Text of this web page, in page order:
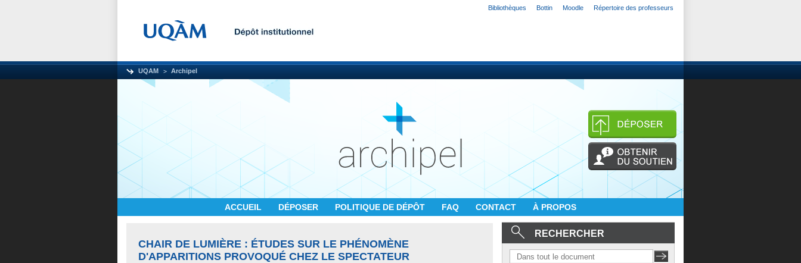
Bibliothèques Bottin Moodle Répertoire des professeurs
UQAM Archipel
ACCUEIL DÉPOSER POLITIQUE DE DÉPÔT FAQ CONTACT À PROPOS
CHAIR DE LUMIÈRE : ÉTUDES SUR LE PHÉNOMÈNE
D'APPARITIONS PROVOQUÉ CHEZ LE SPECTATEUR
RECHERCHER